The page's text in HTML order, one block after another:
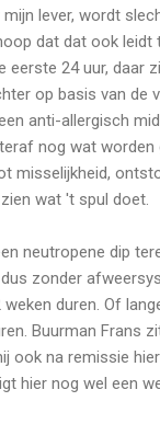
lever, wordt
dat dat ook leidt
eerste 24 uur, daar
op basis van de
anti-allergisch
nog wat worden
misselijkheid,
wat 't spul doet.
neutropene dip
zonder
duren. Of
Buurman Frans
ook na remissie
hier nog wel een